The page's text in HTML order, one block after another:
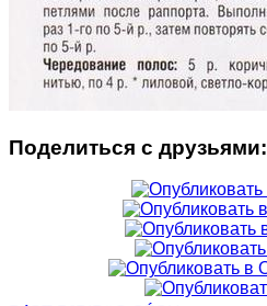
Поделиться с друзьями: